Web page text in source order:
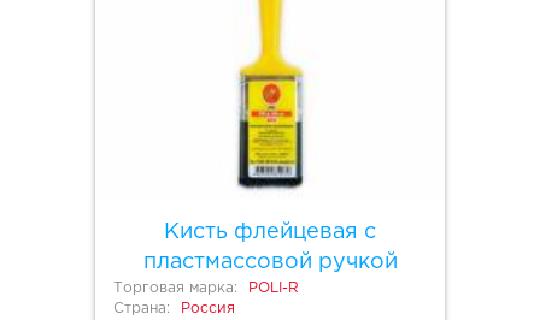
Кисть флейцевая с
пластмассовой ручкой
Торговая марка:
POLI-R
Страна:
Россия